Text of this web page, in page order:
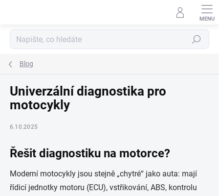
Hledat
Blog
Univerzální diagnostika pro
motocykly
6.10.2025
Řešit diagnostiku na motorce?
Moderní motocykly jsou stejně „chytré“ jako auta: mají
řídicí jednotky motoru (ECU), vstřikování, ABS, kontrolu